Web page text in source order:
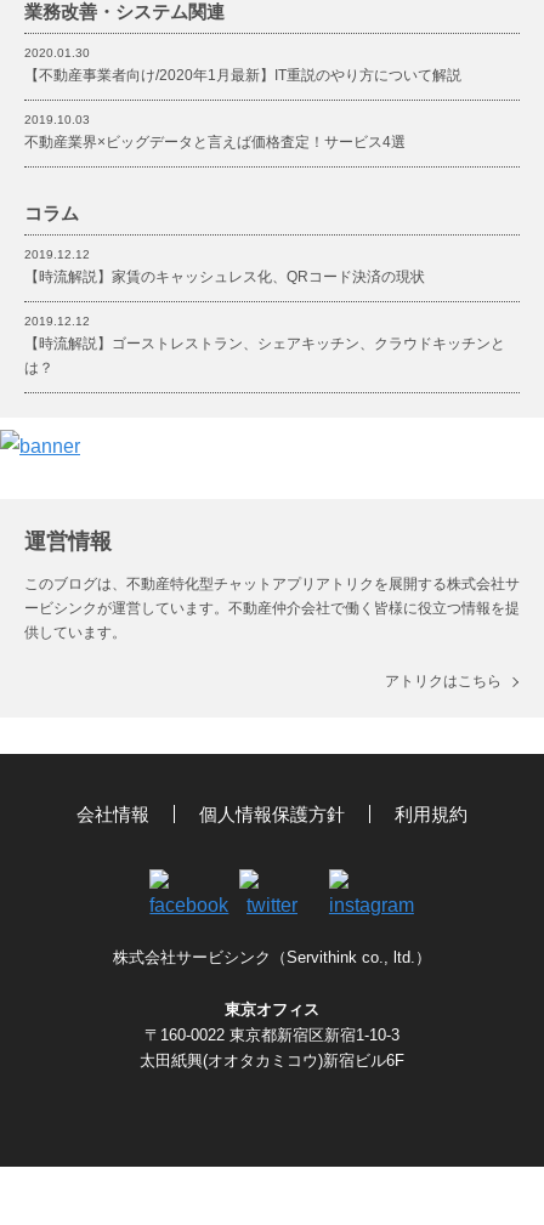
業務改善・ システム関連
2020.01.30
【不動産事業者向け/2020年1月最新】IT重説のやり方について解説
2019.10.03
不動産業界×ビッグデータと言えば価格査定！サービス4選
コラム
2019.12.12
【時流解説】家賃のキャッシュレス化、QRコード決済の現状
2019.12.12
【時流解説】ゴーストレストラン、シェアキッチン、クラウドキッチンと
は？
運営情報
このブログは、不動産特化型チャットアプリアトリクを展開する株式会社サ
ービシンクが運営しています。不動産仲介会社で働く皆様に役⽴つ情報を提
供しています。
アトリクはこちら
会社情報 個人情報保護方針 利用規約
株式会社サービシンク（Servithink co., ltd.）
東京オフィス
〒160-0022 東京都新宿区新宿1-10-3
太田紙興(オオタカミコウ)新宿ビル6F